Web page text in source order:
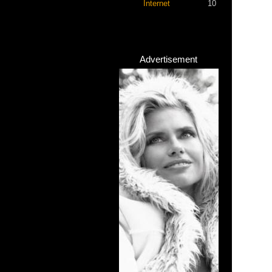
Internet 10
Advertisement